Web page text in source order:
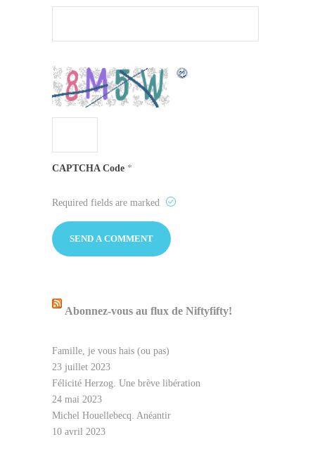
CAPTCHA Code *
Required fields are marked
Abonnez-vous au flux de Niftyfifty!
Famille, je vous hais (ou pas)
23 juillet 2023
Félicité Herzog. Une brève libération
24 mai 2023
Michel Houellebecq. Anéantir
10 avril 2023